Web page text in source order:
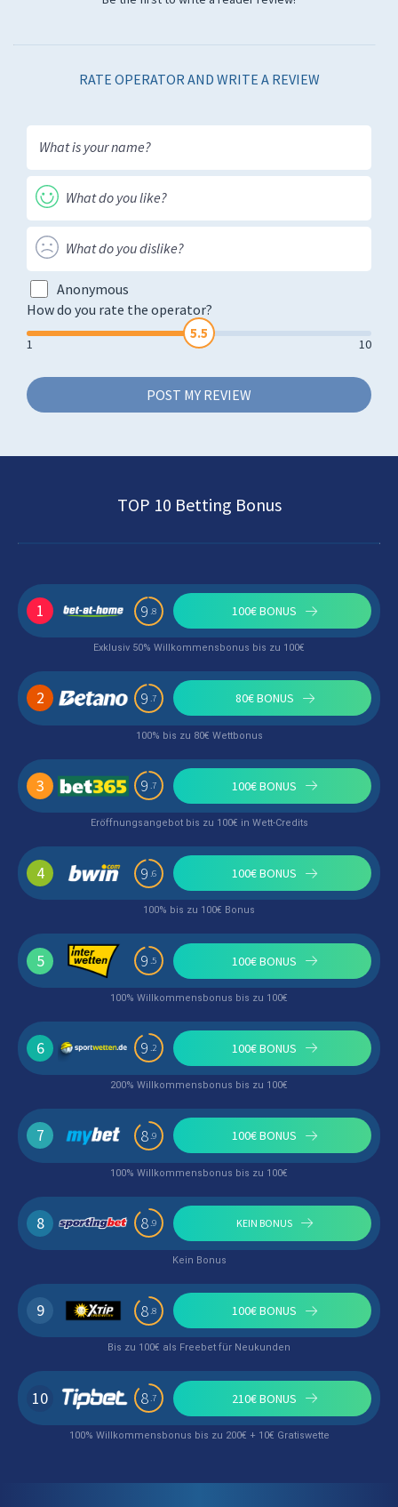
RATE OPERATOR AND WRITE A REVIEW
Anonymous
How do you rate the operator?
5.5
1 10
TOP 10 Betting Bonus
1 9 .8 100€ BONUS
Exklusiv 50% Willkommensbonus bis zu 100€
2 9 .7 80€ BONUS
100% bis zu 80€ Wettbonus
3 9 .7 100€ BONUS
Eröffnungsangebot bis zu 100€ in Wett-Credits
4 9 .6 100€ BONUS
100% bis zu 100€ Bonus
5 9 .5 100€ BONUS
100% Willkommensbonus bis zu 100€
6 9 .2 100€ BONUS
200% Willkommensbonus bis zu 100€
7 8.9 100€ BONUS
100% Willkommensbonus bis zu 100€
8 8.9 KEIN BONUS
Kein Bonus
9 8.8 100€ BONUS
Bis zu 100€ als Freebet für Neukunden
10 8.7 210€ BONUS
100% Willkommensbonus bis zu 200€ + 10€ Gratiswette